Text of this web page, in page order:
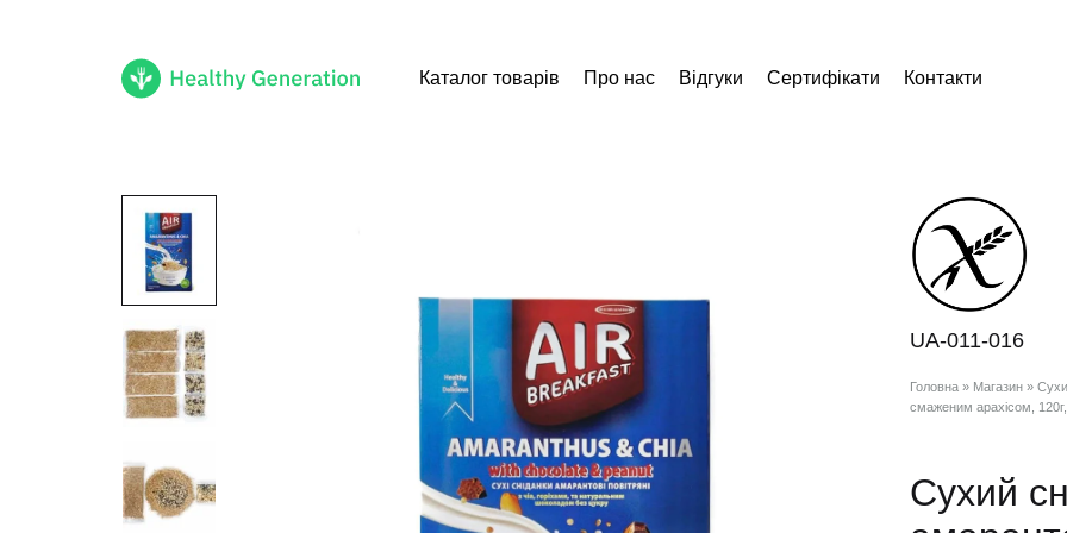
продукти
доступні
тобі
Каталог товарів Про нас Відгуки Сертифікати Контакти
UA-011-016
Головна » Магазин »
смаженим арахісом,
Сухий